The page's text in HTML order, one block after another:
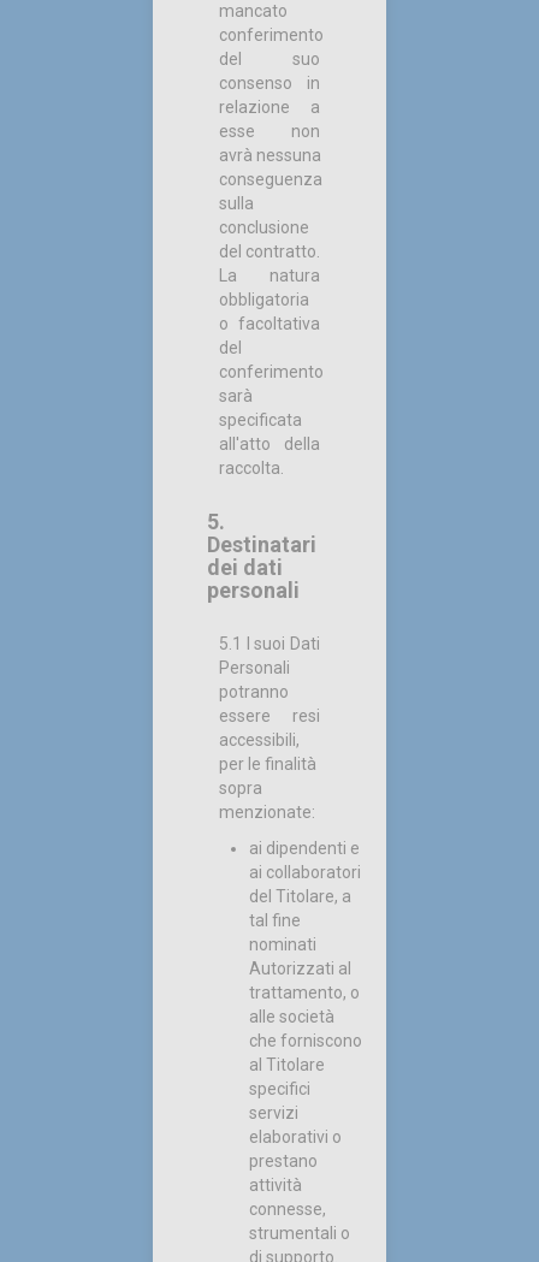
mancato
conferimento
del suo
consenso in
relazione a
esse non
avrà nessuna
conseguenza
sulla
conclusione
del contratto.
La natura
obbligatoria
o facoltativa
del
conferimento
sarà
specificata
all'atto della
raccolta.
5.
Destinatari
dei dati
personali
5.1 I suoi Dati
Personali
potranno
essere resi
accessibili,
per le finalità
sopra
menzionate:
ai dipendenti e
ai collaboratori
del Titolare, a
tal fine
nominati
Autorizzati al
trattamento, o
alle società
che forniscono
al Titolare
specifici
servizi
elaborativi o
prestano
attività
connesse,
strumentali o
di supporto.